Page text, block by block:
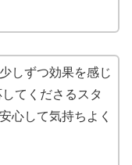
しずつ効果を感じ
てくださるスタ
心して気持ちよく